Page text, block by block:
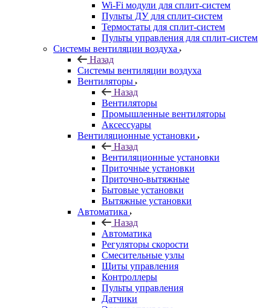
Wi-Fi модули для сплит-систем
Пульты ДУ для сплит-систем
Термостаты для сплит-систем
Пульты управления для сплит-систем
Системы вентиляции воздуха
Назад
Системы вентиляции воздуха
Вентиляторы
Назад
Вентиляторы
Промышленные вентиляторы
Аксессуары
Вентиляционные установки
Назад
Вентиляционные установки
Приточные установки
Приточно-вытяжные
Бытовые установки
Вытяжные установки
Автоматика
Назад
Автоматика
Регуляторы скорости
Смесительные узлы
Щиты управления
Контроллеры
Пульты управления
Датчики